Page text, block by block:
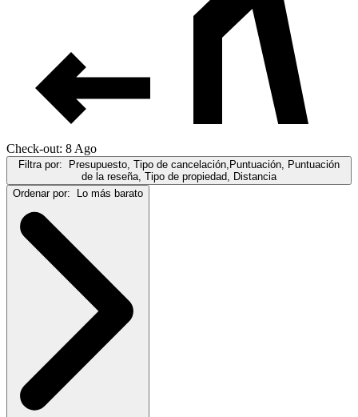
Check-out: 8 Ago
Filtra por:
Presupuesto, Tipo de cancelación,Puntuación, Puntuación
de la reseña, Tipo de propiedad, Distancia
Ordenar por:
Lo más barato